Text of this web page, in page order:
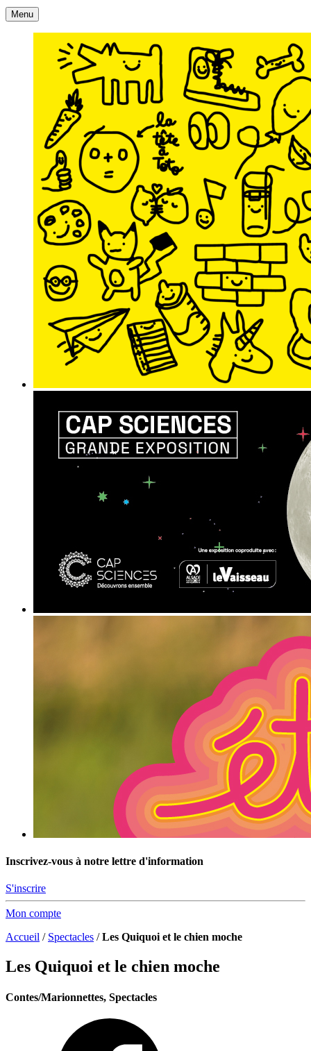
Accueil
Menu Contact
Inscrivez-vous à notre lettre d'information
S'inscrire
Mon compte
Accueil / Spectacles /Les Quiquoi et le chien moche
Les Quiquoi et le chien moche
Contes/Marionnettes, Spectacles